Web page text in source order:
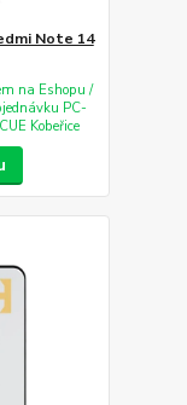
Note 14
na Eshopu /
PC-
Kobeřice